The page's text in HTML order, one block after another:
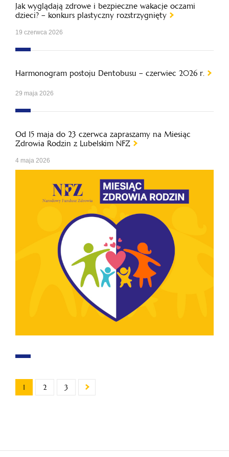
Jak wyglądają zdrowe i bezpieczne wakacje oczami
dzieci? – konkurs plastyczny rozstrzygnięty
19 czerwca 2026
Harmonogram postoju Dentobusu – czerwiec 2026 r.
29 maja 2026
Od 15 maja do 23 czerwca zapraszamy na Miesiąc
Zdrowia Rodzin z Lubelskim NFZ
4 maja 2026
1 2 3